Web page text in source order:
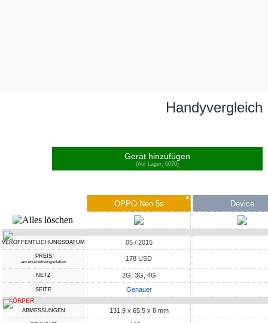
Handyvergleich
Gerät hinzufügen
(Auf Lager: 6070)
✖
OPPO Neo 5s Device
VERÖFFENTLICHUNGSDATUM 05 / 2015
PREIS
am erscheinungsdatum 178 USD
NETZ 2G, 3G, 4G
SEITE Genauer
KÖRPER
ABMESSUNGEN 131.9 x 65.5 x 8 mm